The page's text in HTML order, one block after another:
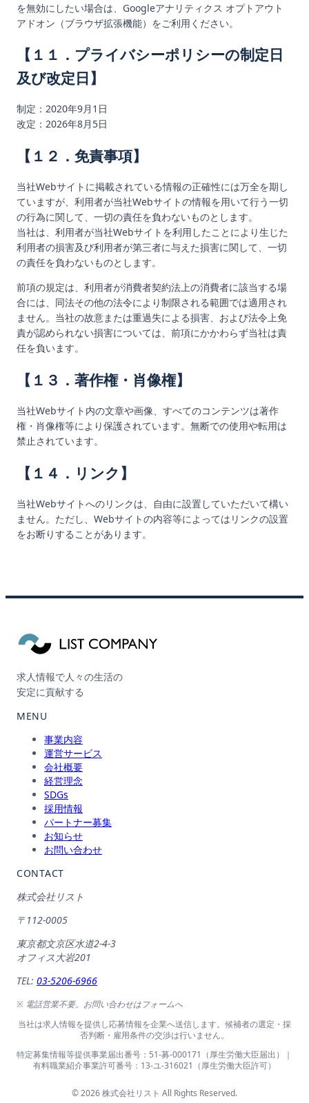
を無効にしたい場合は、Googleアナリティクス オプトアウト
アドオン（ブラウザ拡張機能）をご利用ください。
【１１．プライバシーポリシーの制定日
及び改定日】
制定：2020年9月1日
改定：2026年8月5日
【１２．免責事項】
当社Webサイトに掲載されている情報の正確性には万全を期し
ていますが、利用者が当社Webサイトの情報を用いて行う一切
の行為に関して、一切の責任を負わないものとします。
当社は、利用者が当社Webサイトを利用したことにより生じた
利用者の損害及び利用者が第三者に与えた損害に関して、一切
の責任を負わないものとします。
前項の規定は、利用者が消費者契約法上の消費者に該当する場
合には、同法その他の法令により制限される範囲では適用され
ません。当社の故意または重過失による損害、および法令上免
責が認められない損害については、前項にかかわらず当社は責
任を負います。
【１３．著作権・肖像権】
当社Webサイト内の文章や画像、すべてのコンテンツは著作
権・肖像権等により保護されています。無断での使用や転用は
禁止されています。
【１４．リンク】
当社Webサイトへのリンクは、自由に設置していただいて構い
ません。ただし、Webサイトの内容等によってはリンクの設置
をお断りすることがあります。
求人情報で人々の生活の
安定に貢献する
MENU
事業内容
運営サービス
会社概要
経営理念
SDGs
採用情報
パートナー募集
お知らせ
お問い合わせ
CONTACT
株式会社リスト
〒112-0005
東京都文京区水道2-4-3
オフィス大岩201
TEL: 03-5206-6966
※ 電話営業不要。お問い合わせはフォームへ
当社は求人情報を提供し応募情報を企業へ送信します。候補者の選定・採
否判断・雇用条件の交渉は行いません。
特定募集情報等提供事業届出番号：51-募-000171（厚生労働大臣届出）｜
有料職業紹介事業許可番号：13-ユ-316021（厚生労働大臣許可）
© 2026 株式会社リスト All Rights Reserved.